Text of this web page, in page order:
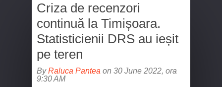
Criza de recenzori
continuă la Timișoara.
Statisticienii DRS au ieșit
pe teren
ByRaluca Pantea on 30 June 2022, ora
9:30 AM